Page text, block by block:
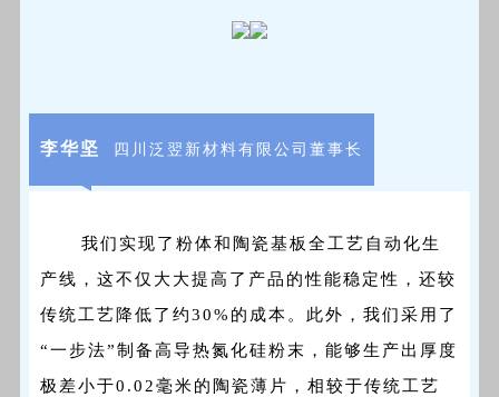
李华坚 四川泛翌新材料有限公司董事长
我们实现了粉体和陶瓷基板全工艺自动化生
产线，这不仅大大提高了产品的性能稳定性，还较
传统工艺降低了约30%的成本。此外，我们采用了
“一步法”制备高导热氮化硅粉末，能够生产出厚度
极差小于0.02毫米的陶瓷薄片，相较于传统工艺